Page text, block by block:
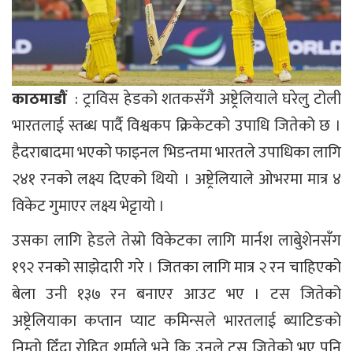
काठमाडौं: ट्राविस हेडको शतकसँगै अष्ट्रेलियाले घरेलु टोली
भारतलाई स्तब्ध पार्दै विश्वकप क्रिकेटको उपाधि जितेको छ ।
हैदराबादमा भएको फाइनल भिडन्तमा भारतले उपाधिका लागि
२४१ रनको लक्ष्य दिएको थियो । अष्ट्रेलियाले ओभरमा मात्र ४
विकेट गुमाएर लक्ष्य भेट्टायो ।
उसका लागि हेडले तेस्रो विकेटका लागि मार्नश लाबुेशेनसँग
१९२ रनको साझेदारी गरे । जितका लागि मात्र २ रन चाहिएको
बेला उनी १३७ रन बनाएर आउट भए । टस जितेको
अष्ट्रेलियाका कप्तान प्याट कमिन्सले भारतलाई ब्याटिङको